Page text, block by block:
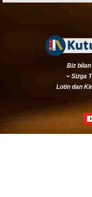
Biz
Sizga
Lotindan